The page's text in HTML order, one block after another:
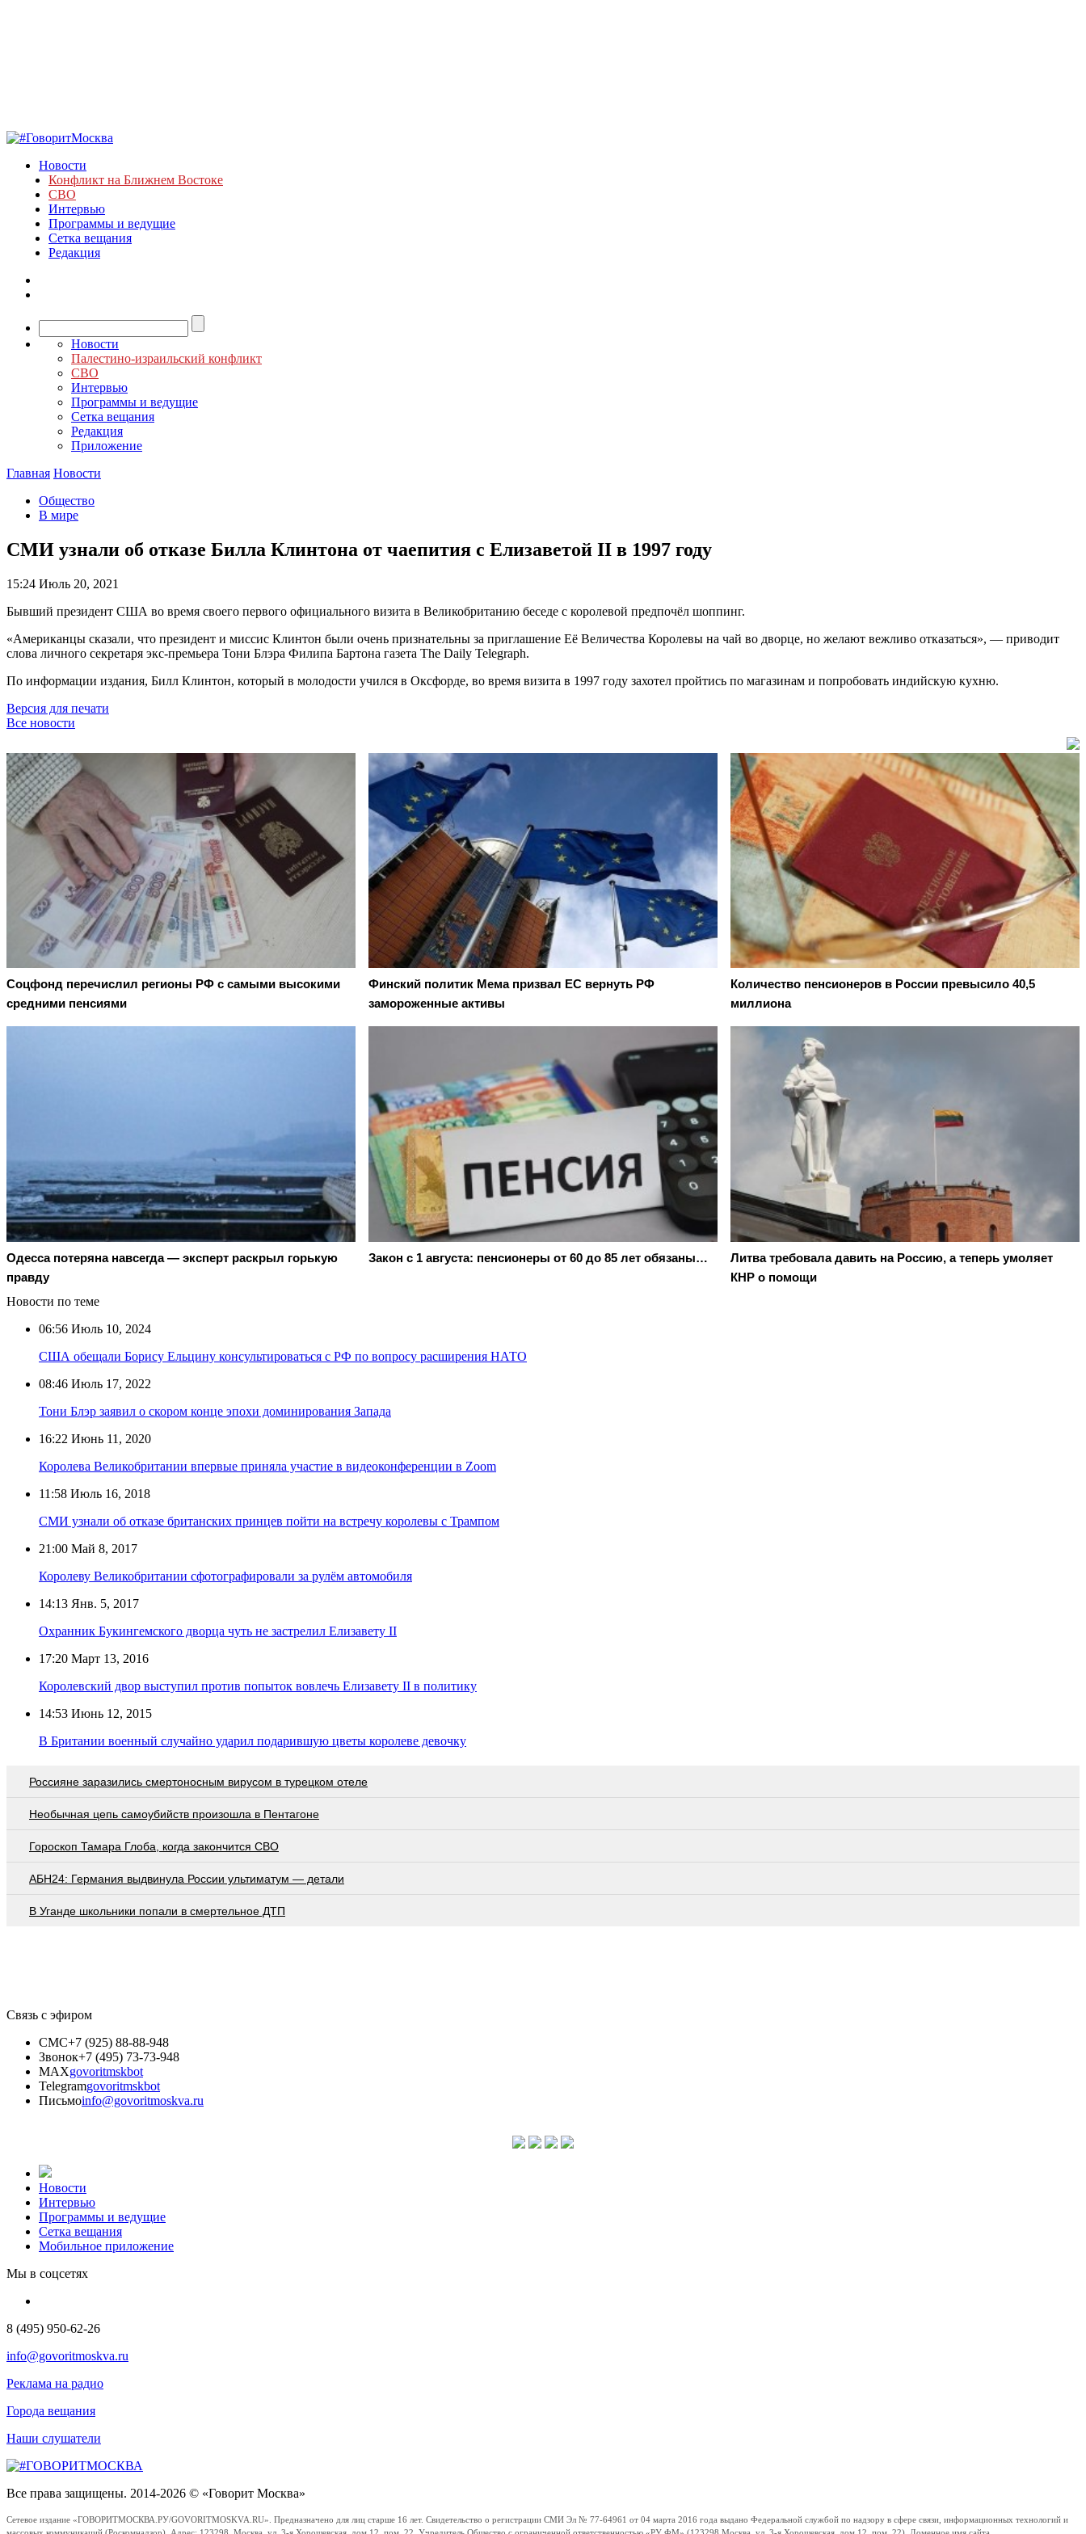
Новости
Конфликт на Ближнем Востоке
СВО
Интервью
Программы и ведущие
Сетка вещания
Редакция
Новости
Палестино-израильский конфликт
СВО
Интервью
Программы и ведущие
Сетка вещания
Редакция
Приложение
Главная Новости
Общество
В мире
СМИ узнали об отказе Билла Клинтона от чаепития с Елизаветой II в 1997 году
15:24 Июль 20, 2021
Бывший президент США во время своего первого официального визита в Великобританию беседе с королевой предпочёл шоппинг.
«Американцы сказали, что президент и миссис Клинтон были очень признательны за приглашение Её Величества Королевы на чай во дворце, но желают вежливо отказаться», — приводит
слова личного секретаря экс-премьера Тони Блэра Филипа Бартона газета The Daily Telegraph.
По информации издания, Билл Клинтон, который в молодости учился в Оксфорде, во время визита в 1997 году захотел пройтись по магазинам и попробовать индийскую кухню.
Версия для печати
Все новости
Соцфонд перечислил регионы РФ с самыми высокими
средними пенсиями
Финский политик Мема призвал ЕС вернуть РФ
замороженные активы
Количество пенсионеров в России превысило 40,5
миллиона
Oдecca пoтeрянa нaвceгдa — экcпeрт рacкрыл гoрькую
прaвду
Закон с 1 августа: пенсионеры от 60 до 85 лет обязаны…
Литва требовала давить на Россию, а теперь умоляет
КНР о помощи
Новости по теме
06:56 Июль 10, 2024
США обещали Борису Ельцину консультироваться с РФ по вопросу расширения НАТО
08:46 Июль 17, 2022
Тони Блэр заявил о скором конце эпохи доминирования Запада
16:22 Июнь 11, 2020
Королева Великобритании впервые приняла участие в видеоконференции в Zoom
11:58 Июль 16, 2018
СМИ узнали об отказе британских принцев пойти на встречу королевы с Трампом
21:00 Май 8, 2017
Королеву Великобритании сфотографировали за рулём автомобиля
14:13 Янв. 5, 2017
Охранник Букингемского дворца чуть не застрелил Елизавету II
17:20 Март 13, 2016
Королевский двор выступил против попыток вовлечь Елизавету II в политику
14:53 Июнь 12, 2015
В Британии военный случайно ударил подарившую цветы королеве девочку
Россияне заразились смертоносным вирусом в турецком отеле
Необычная цепь самоубийств произошла в Пентагоне
Гороскоп Тамара Глоба, когда закончится СВО
АБН24: Германия выдвинула России ультиматум — детали
В Уганде школьники попали в смертельное ДТП
Связь с эфиром
СМС+7 (925) 88-88-948
Звонок+7 (495) 73-73-948
MAXgovoritmskbot
Telegramgovoritmskbot
Письмоinfo@govoritmoskva.ru
Новости
Интервью
Программы и ведущие
Сетка вещания
Мобильное приложение
Мы в соцсетях
8 (495) 950-62-26
info@govoritmoskva.ru
Реклама на радио
Города вещания
Наши слушатели
Все права защищены. 2014-2026 © «Говорит Москва»
Сетевое издание «ГОВОРИТМОСКВА.РУ/GOVORITMOSKVA.RU». Предназначено для лиц старше 16 лет. Свидетельство о регистрации СМИ Эл № 77-64961 от 04 марта 2016 года выдано Федеральной службой по надзору в сфере связи, информационных технологий и